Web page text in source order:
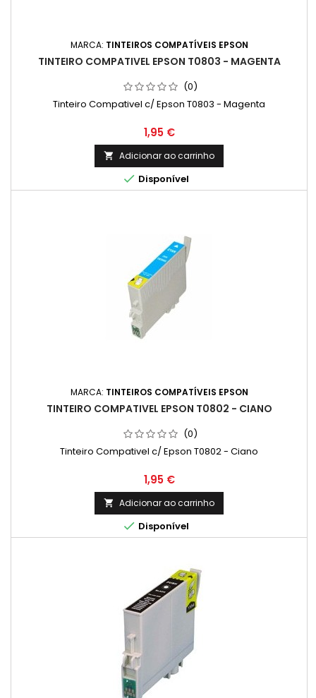
MARCA: TINTEIROS COMPATÍVEIS EPSON
TINTEIRO COMPATIVEL EPSON T0803 - MAGENTA
(0)
Tinteiro Compativel c/ Epson T0803 - Magenta
Preço
1,95 €
 Adicionar ao carrinho
 Disponível
MARCA: TINTEIROS COMPATÍVEIS EPSON
TINTEIRO COMPATIVEL EPSON T0802 - CIANO
(0)
Tinteiro Compativel c/ Epson T0802 - Ciano
Preço
1,95 €
 Adicionar ao carrinho
 Disponível